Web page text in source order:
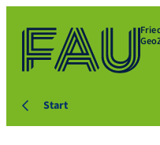
Start